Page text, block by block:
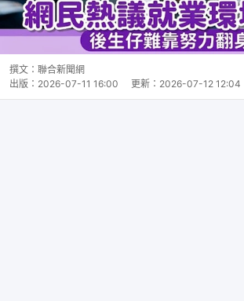
撰文： 聯合新聞網
出版： 2026-07-11 16:00 更新： 2026-07-12 12:04